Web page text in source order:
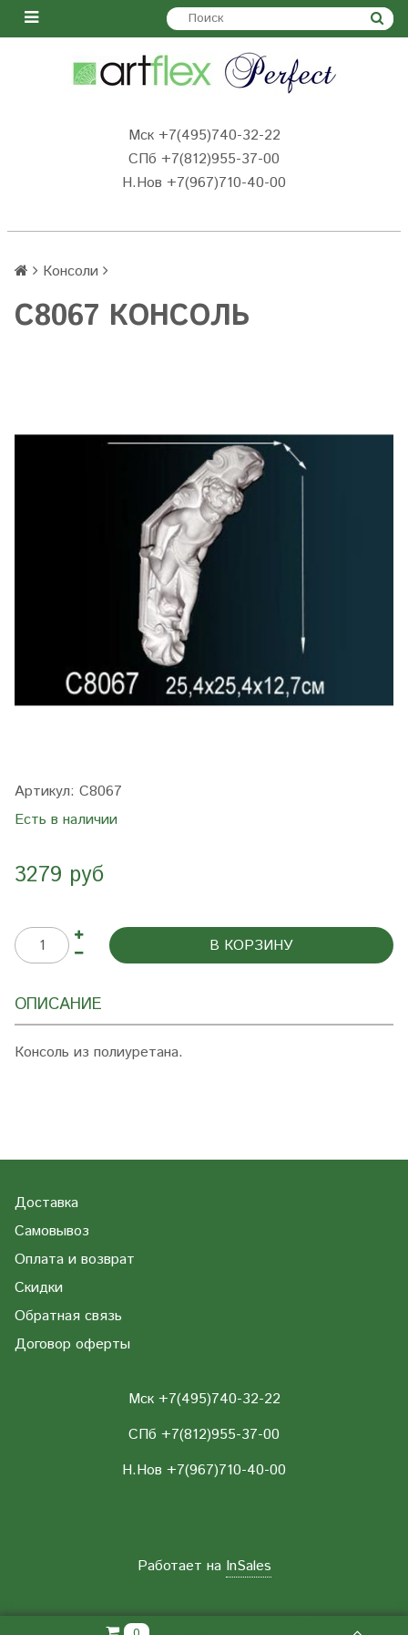
Мск +7(495)740-32-22
СПб +7(812)955-37-00
Н.Нов +7(967)710-40-00
Консоли
C8067 КОНСОЛЬ
Артикул: C8067
Есть в наличии
3279 руб
В КОРЗИНУ
ОПИСАНИЕ
Консоль из полиуретана.
Доставка
Самовывоз
Оплата и возврат
Скидки
Обратная связь
Договор оферты
Мск +7(495)740-32-22
СПб +7(812)955-37-00
Н.Нов +7(967)710-40-00
Работает на InSales